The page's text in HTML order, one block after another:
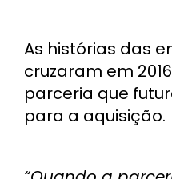
As histórias das
cruzaram em
parceria que
para a aquisição.